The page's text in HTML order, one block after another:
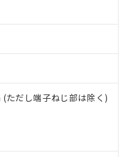
ただし端子ねじ部は除く)
の対象外となる商品もある
る更新日時点での社内デー
標準価格とは異なる場合が
売ネットワーク
」をご確認
なく第三者に漏洩または開
利用いただくには、I-Webメ
以下、
以下
ることがあります。
ださい。
、
、 PBDEs(ポリ臭化ジフェニルエ
1000ppm、 BBP(フタル酸ブチルベン
あることを示します。
外国貿易法に定める商品（
国政府の輸出許可(または役
るなど、違法に輸出されな
、生物兵器またはその他武
記1、2および3の内容を当該
違法に輸出するおそれがあ
のお取引先、またはお客様